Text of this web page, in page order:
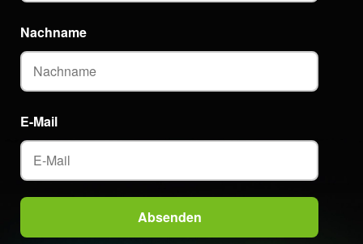
E-Mail
Nachname